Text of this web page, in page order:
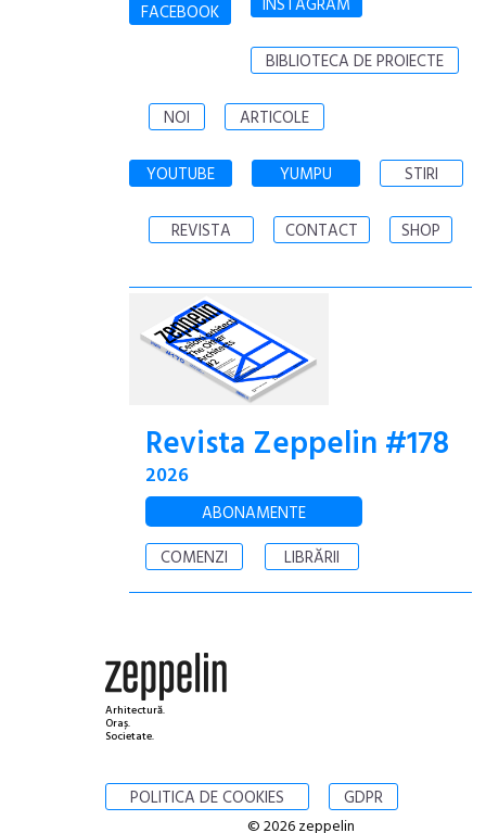
FACEBOOK INSTAGRAM
BIBLIOTECA DE PROIECTE
NOI ARTICOLE
YOUTUBE YUMPU STIRI
REVISTA CONTACT SHOP
Revista Zeppelin #178
2026
ABONAMENTE
COMENZI
LIBRĂRII
Arhitectură.
Oraș.
Societate.
POLITICA DE COOKIES GDPR
© 2026 zeppelin